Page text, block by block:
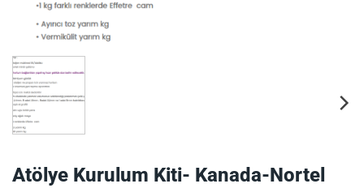
Atölye Kurulum Kiti- Kanada-Nortel